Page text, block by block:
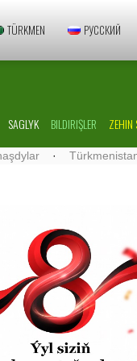
TÜRKMEN РУССКИЙ
SAGLYK BILDIRIŞLER ZEHIN
· Türkmenistanyň